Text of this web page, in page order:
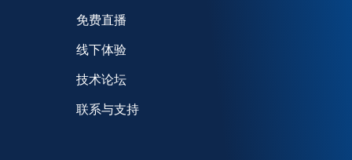
免费直播
线下体验
技术论坛
联系与支持